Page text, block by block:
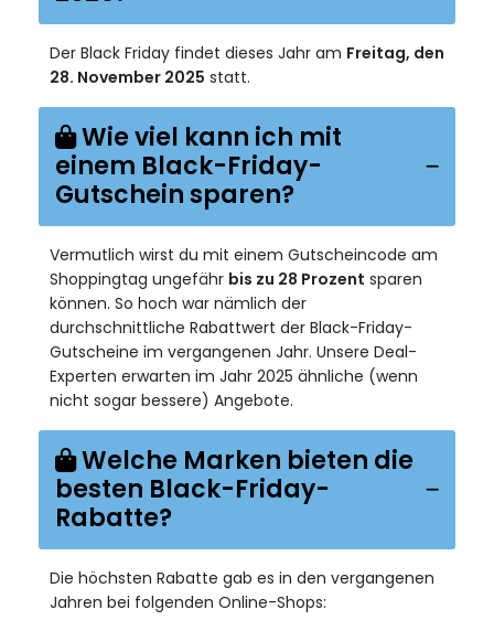
Der Black Friday findet dieses Jahr am Freitag, den
28. November 2025 statt.
Wie viel kann ich mit
einem Black-Friday-
Gutschein sparen?
Vermutlich wirst du mit einem Gutscheincode am
Shoppingtag ungefähr bis zu 28 Prozent sparen
können. So hoch war nämlich der
durchschnittliche Rabattwert der Black-Friday-
Gutscheine im vergangenen Jahr. Unsere Deal-
Experten erwarten im Jahr 2025 ähnliche (wenn
nicht sogar bessere) Angebote.
Welche Marken bieten die
besten Black-Friday-
Rabatte?
Die höchsten Rabatte gab es in den vergangenen
Jahren bei folgenden Online-Shops: